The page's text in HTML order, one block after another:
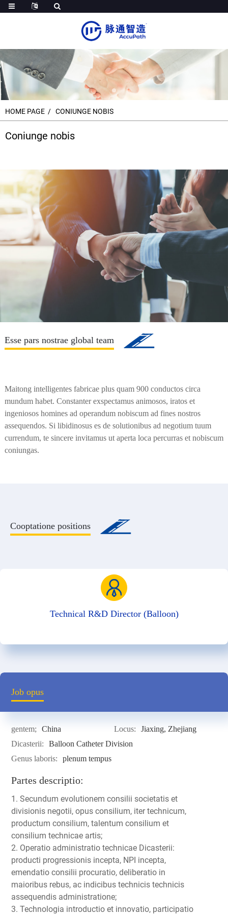
HOME PAGE CONIUNGE NOBIS
Coniunge nobis
Esse pars nostrae global team
Maitong intelligentes fabricae plus quam 900 conductos circa
mundum habet. Constanter exspectamus animosos, iratos et
ingeniosos homines ad operandum nobiscum ad fines nostros
assequendos. Si libidinosus es de solutionibus ad negotium tuum
currendum, te sincere invitamus ut aperta loca percurras et nobiscum
coniungas.
Cooptatione positions
Technical R&D Director (Balloon)
Job opus
gentem; China Locus:
Jiaxing, Zhejiang
Dicasterii:
Balloon Catheter Division
Genus laboris:
plenum tempus
Partes descriptio:
1. Secundum evolutionem consilii societatis et
divisionis negotii, opus consilium, iter technicum,
productum consilium, talentum consilium et
consilium technicae artis;
2. Operatio administratio technicae Dicasterii:
producti progressionis incepta, NPI incepta,
emendatio consilii procuratio, deliberatio in
maioribus rebus, ac indicibus technicis technicis
assequendis administratione;
3. Technologia introductio et innovatio, participatio